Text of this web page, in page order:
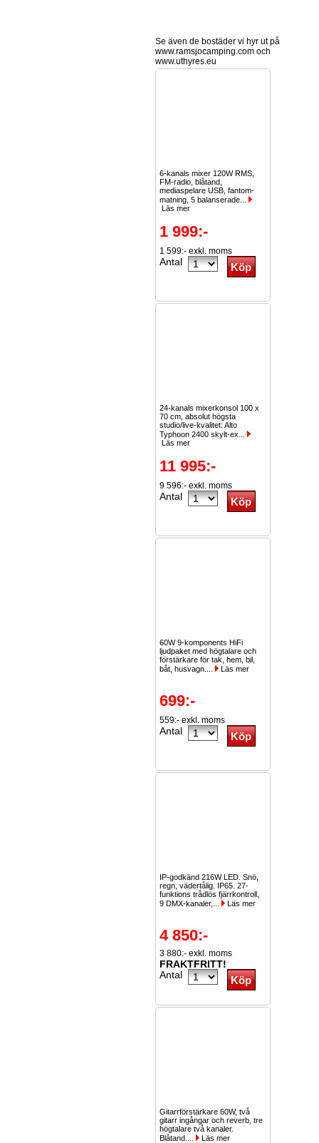
Se även de bostäder vi hyr ut på
www.ramsjocamping.com och
www.uthyres.eu
6-kanals mixer 120W RMS,
FM-radio, blåtand,
mediaspelare USB, fantom-
matning, 5 balanserade...
Läs mer
1 999:-
1 599:- exkl. moms
Antal
24-kanals mixerkonsol 100 x
70 cm, absolut högsta
studio/live-kvalitet: Alto
Typhoon 2400 skylt-ex...
Läs mer
11 995:-
9 596:- exkl. moms
Antal
60W 9-komponents HiFi
ljudpaket med högtalare och
förstärkare för tak, hem, bil,
båt, husvagn....
Läs mer
699:-
559:- exkl. moms
Antal
IP-godkänd 216W LED. Snö,
regn, vädertålig. IP65. 27-
funktions trådlös fjärrkontroll,
9 DMX-kanaler,...
Läs mer
4 850:-
3 880:- exkl. moms
FRAKTFRITT!
Antal
Gitarrförstärkare 60W, två
gitarr ingångar och reverb, tre
högtalare två kanaler.
Blåtand....
Läs mer